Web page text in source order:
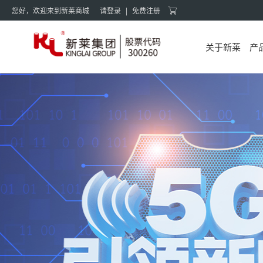
您好，欢迎来到新莱商城 请登录 | 免费注册
关于新莱 产